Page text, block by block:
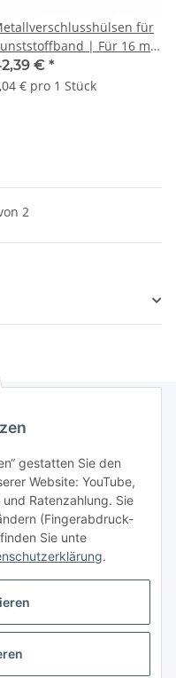
für
| Für 16 mm
| VE = 1000 Stk.
€ *
€ pro 1 Stück
2
gestatten Sie den
Website: YouTube,
Ratenzahlung. Sie
(Fingerabdruck-
Sie unte
.